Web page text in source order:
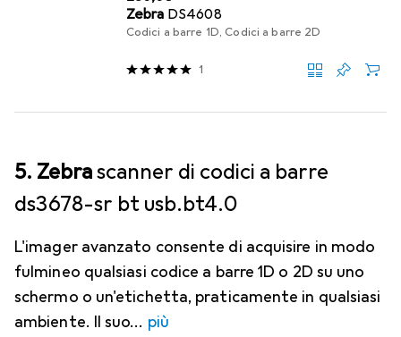
Zebra DS4608
Codici a barre 1D, Codici a barre 2D
1
5. Zebrascanner di codici a barre
ds3678-sr bt usb.bt4.0
L'imager avanzato consente di acquisire in modo
fulmineo qualsiasi codice a barre 1D o 2D su uno
schermo o un'etichetta, praticamente in qualsiasi
ambiente. Il suo
più